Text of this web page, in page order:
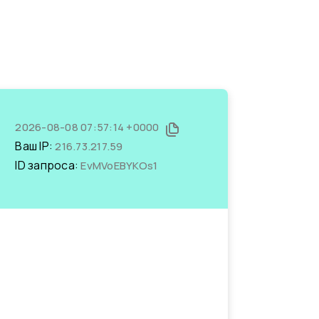
2026-08-08 07:57:14 +0000
Ваш IP:216.73.217.59
ID запроса:EvMVoEBYKOs1